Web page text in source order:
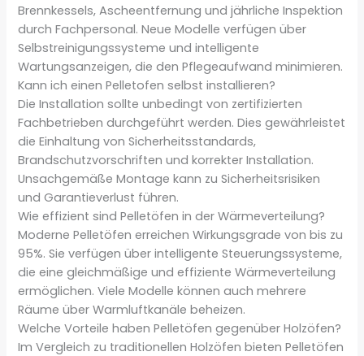
Brennkessels, Ascheentfernung und jährliche Inspektion
durch Fachpersonal. Neue Modelle verfügen über
Selbstreinigungssysteme und intelligente
Wartungsanzeigen, die den Pflegeaufwand minimieren.
Kann ich einen Pelletofen selbst installieren?
Die Installation sollte unbedingt von zertifizierten
Fachbetrieben durchgeführt werden. Dies gewährleistet
die Einhaltung von Sicherheitsstandards,
Brandschutzvorschriften und korrekter Installation.
Unsachgemäße Montage kann zu Sicherheitsrisiken
und Garantieverlust führen.
Wie effizient sind Pelletöfen in der Wärmeverteilung?
Moderne Pelletöfen erreichen Wirkungsgrade von bis zu
95%. Sie verfügen über intelligente Steuerungssysteme,
die eine gleichmäßige und effiziente Wärmeverteilung
ermöglichen. Viele Modelle können auch mehrere
Räume über Warmluftkanäle beheizen.
Welche Vorteile haben Pelletöfen gegenüber Holzöfen?
Im Vergleich zu traditionellen Holzöfen bieten Pelletöfen